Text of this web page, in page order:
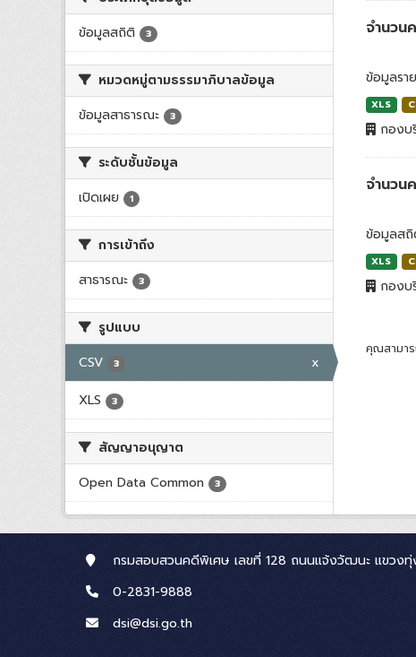
ข้อมูลสถิติ
3
หมวดหมู่ตามธรรมาภิบาลข้อมูล
ข้อมูลสาธารณะ
3
ระดับชั้นข้อมูล
เปิดเผย
1
การเข้าถึง
สาธารณะ
3
รูปแบบ
CSV
3
x
XLS
3
สัญญาอนุญาต
Open Data Common
3
จำนวน
ข้อมูลรา
XLS
กองบ
จำนวน
ข้อมูลสถิ
XLS
กองบ
คุณสามาร
กรมสอบสวนคดีพิเศษ เลขที่ 128 ถนนแจ้งวัฒนะ แขวง
0-2831-9888
dsi@dsi.go.th